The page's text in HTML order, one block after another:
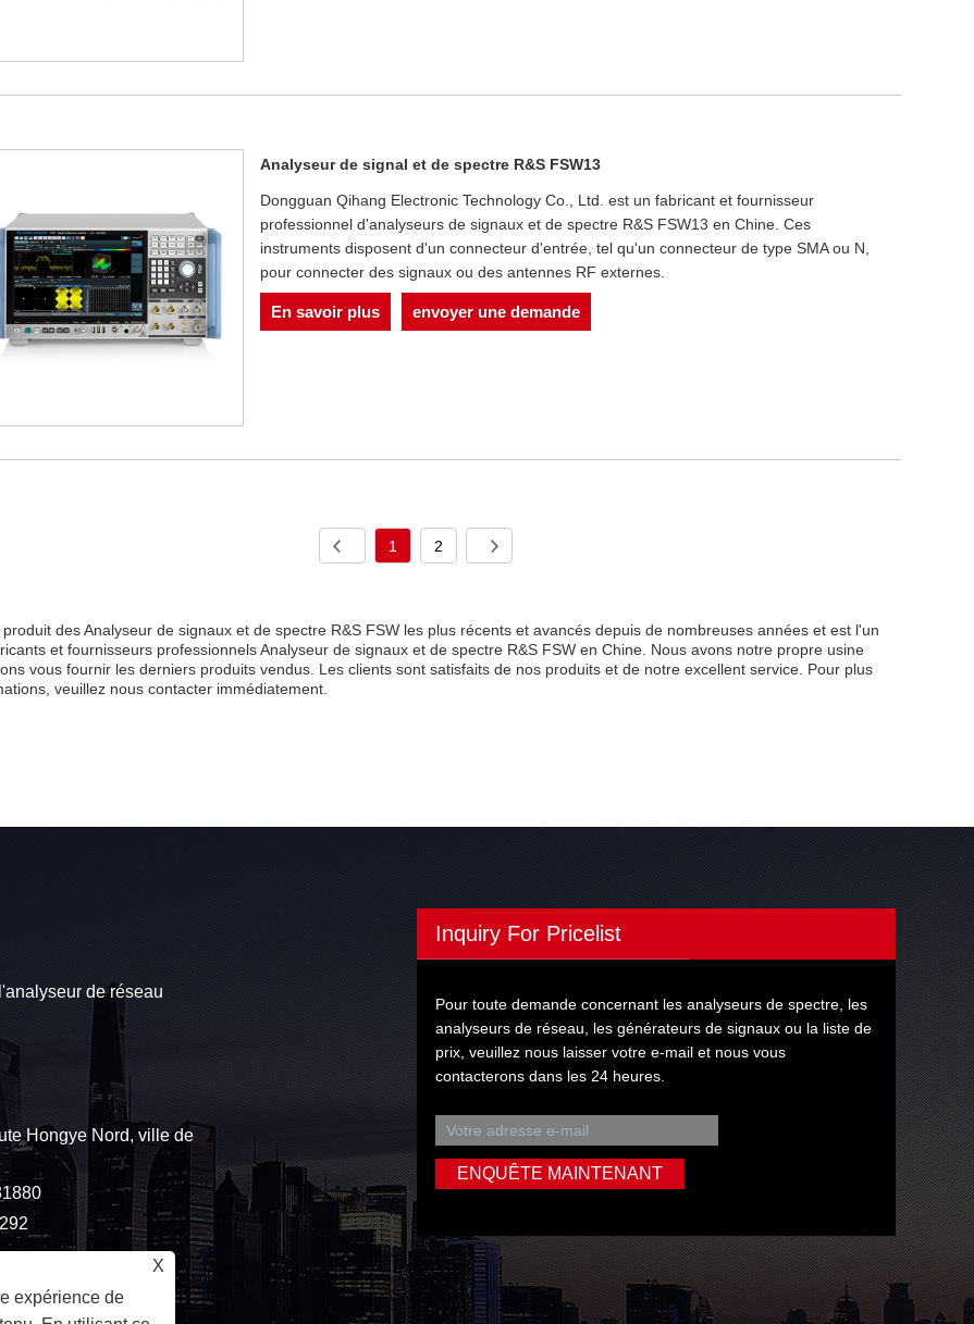
Analyseur de signal et de spectre R&S FSW13
Dongguan Qihang Electronic Technology Co., Ltd. est un fabricant et fournisseur
professionnel d'analyseurs de signaux et de spectre R&S FSW13 en Chine. Ces
instruments disposent d'un connecteur d'entrée, tel qu'un connecteur de type SMA ou N,
pour connecter des signaux ou des antennes RF externes.
En savoir plus envoyer une demande
1 2
des Analyseur de signaux et de spectre R&S FSW les plus récents et avancés depuis de nombreuses années et est l'un
et fournisseurs professionnels Analyseur de signaux et de spectre R&S FSW en Chine. Nous avons notre propre usine
vous fournir les derniers produits vendus. Les clients sont satisfaits de nos produits et de notre excellent service. Pour plus
veuillez nous contacter immédiatement.
de réseau
Hongye Nord, ville de
Inquiry For Pricelist
Pour toute demande concernant les analyseurs de spectre, les
analyseurs de réseau, les générateurs de signaux ou la liste de
prix, veuillez nous laisser votre e-mail et nous vous
contacterons dans les 24 heures.
X
expérience de